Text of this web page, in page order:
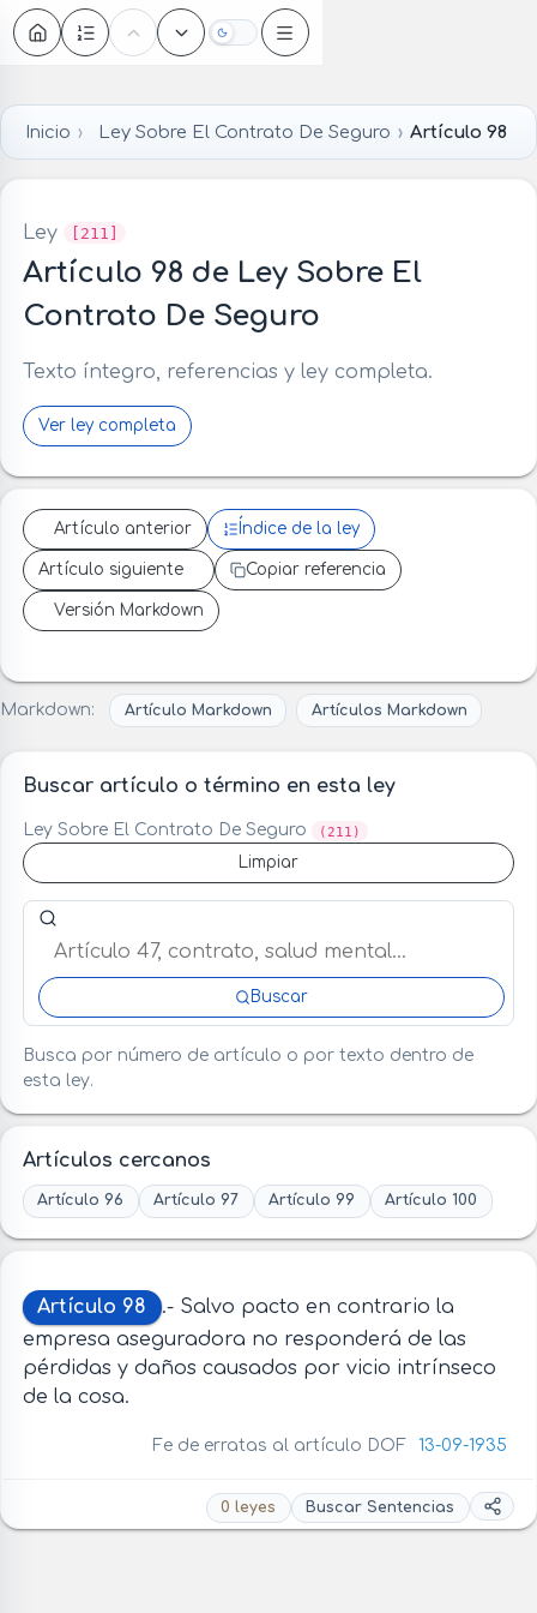
Oscuro
Inicio Ley Sobre El Contrato De Seguro Artículo 98
Ley [211]
Artículo 98 de Ley Sobre El
Contrato De Seguro
Texto íntegro, referencias y ley completa.
Ver ley completa
Artículo anterior Índice de la ley
Artículo siguiente Copiar referencia
Versión Markdown
Markdown: Artículo Markdown Artículos Markdown
Buscar artículo o término en esta ley
Ley Sobre El Contrato De Seguro (211)
Limpiar
Buscar artículo o término en esta ley
Buscar
Busca por número de artículo o por texto dentro de
esta ley.
Artículos cercanos
Artículo 96 Artículo 97 Artículo 99 Artículo 100
Artículo 98
.- Salvo pacto en contrario la
empresa aseguradora no responderá de las
pérdidas y daños causados por vicio intrínseco
de la cosa.
Fe de erratas al artículo DOF 13-09-1935
0 leyes Buscar Sentencias